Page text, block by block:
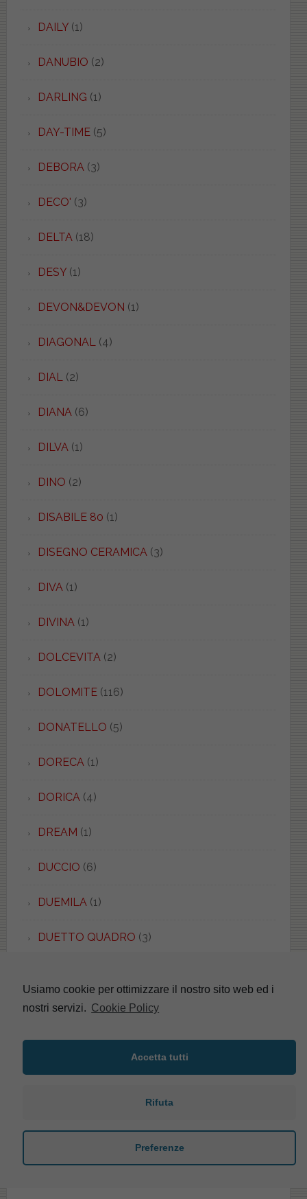
DAILY(1)
DANUBIO (2)
DARLING (1)
DAY-TIME(5)
DEBORA(3)
DECO' (3)
DELTA(18)
DESY(1)
DEVON&DEVON (1)
DIAGONAL(4)
DIAL(2)
DIANA(6)
DILVA(1)
DINO (2)
DISABILE 80 (1)
DISEGNO CERAMICA(3)
DIVA(1)
DIVINA(1)
DOLCEVITA(2)
DOLOMITE(116)
DONATELLO (5)
DORECA(1)
DORICA(4)
DREAM (1)
DUCCIO (6)
DUEMILA(1)
DUETTO QUADRO (3)
DURAPLUS(8)
DURASTYLE(1)
E-LINE(4)
Usiamo cookie per ottimizzare il nostro sito web ed i
nostri servizi. Cookie Policy
Accetta tutti
Rifuta
Preferenze